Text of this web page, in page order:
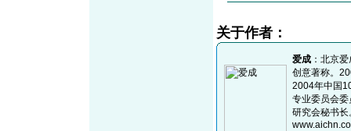
关于作者：
爱成 ：北京
创意著称。
2004年中国
专业委员会
研究会秘书